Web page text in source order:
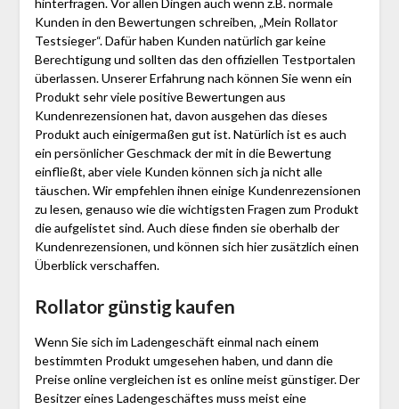
hinterfragen. Vor allen Dingen auch wenn z.B. normale
Kunden in den Bewertungen schreiben, „Mein Rollator
Testsieger“. Dafür haben Kunden natürlich gar keine
Berechtigung und sollten das den offiziellen Testportalen
überlassen. Unserer Erfahrung nach können Sie wenn ein
Produkt sehr viele positive Bewertungen aus
Kundenrezensionen hat, davon ausgehen das dieses
Produkt auch einigermaßen gut ist. Natürlich ist es auch
ein persönlicher Geschmack der mit in die Bewertung
einfließt, aber viele Kunden können sich ja nicht alle
täuschen. Wir empfehlen ihnen einige Kundenrezensionen
zu lesen, genauso wie die wichtigsten Fragen zum Produkt
die aufgelistet sind. Auch diese finden sie oberhalb der
Kundenrezensionen, und können sich hier zusätzlich einen
Überblick verschaffen.
Rollator günstig kaufen
Wenn Sie sich im Ladengeschäft einmal nach einem
bestimmten Produkt umgesehen haben, und dann die
Preise online vergleichen ist es online meist günstiger. Der
Besitzer eines Ladengeschäftes muss meist eine